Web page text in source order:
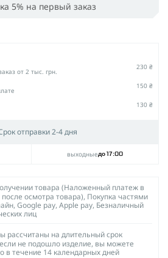
5% на первый заказ
от 2 тыс. грн.
230 ₴
150 ₴
130 ₴
отправки 2-4 дня
выходныедо 17:00
товара (Наложенный платеж в
осмотра товара), Покупка частями
Google pay, Apple pay, Безналичный
лиц
рассчитаны на длительный срок
не подошло изделие, вы можете
в течение 14 календарных дней